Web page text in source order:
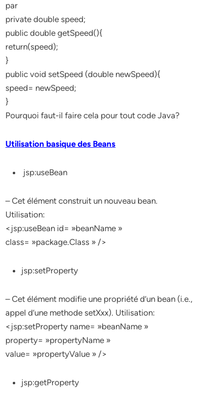
par
private double speed;
public double getSpeed(){
return(speed);
}
public void setSpeed (double newSpeed){
speed= newSpeed;
}
Pourquoi faut-il faire cela pour tout code Java?
Utilisation basique des Beans
jsp:useBean
– Cet élément construit un nouveau bean.
Utilisation:
<jsp:useBean id= »beanName »
class= »package.Class » />
jsp:setProperty
– Cet élément modifie une propriété d’un bean (i.e.,
appel d’une methode setXxx). Utilisation:
<jsp:setProperty name= »beanName »
property= »propertyName »
value= »propertyValue » />
jsp:getProperty